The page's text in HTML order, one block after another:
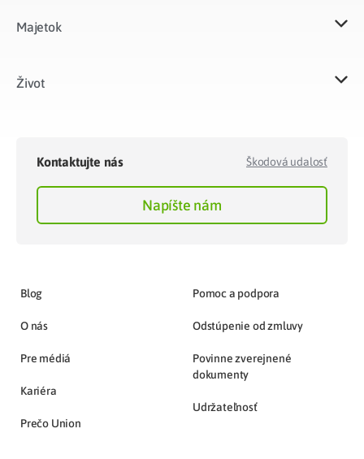
Majetok​
Život​
Kontaktujte nás Škodová udalosť
Napíšte nám
Blog
O nás
Pre médiá
Kariéra
Prečo Union
Pomoc a podpora
Odstúpenie od zmluvy
Povinne zverejnené
dokumenty
Udržateľnosť